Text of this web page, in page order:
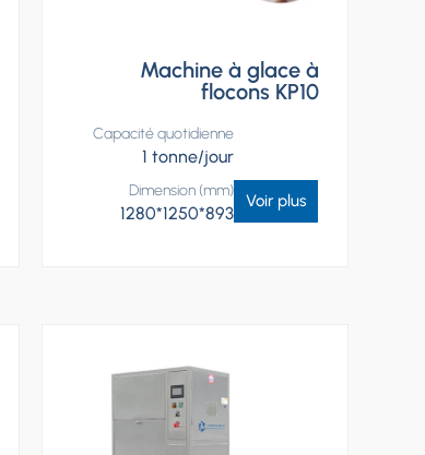
Machine à glace à
flocons KP10
Capacité quotidienne
1 tonne/jour
Dimension (mm)
1280*1250*893
Voir plus